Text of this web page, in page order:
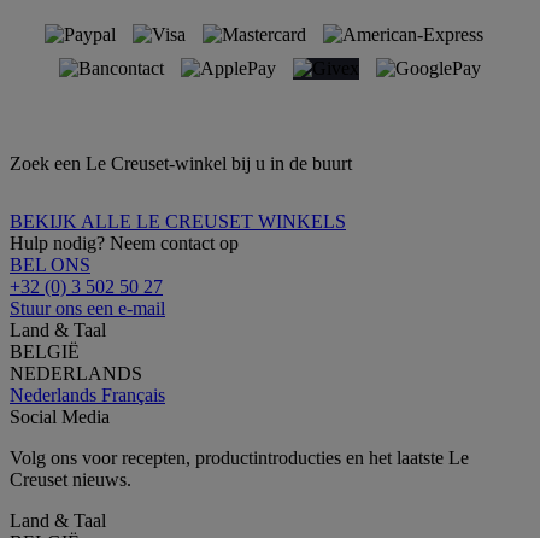
Zoek een Le Creuset-winkel bij u in de buurt
BEKIJK ALLE LE CREUSET WINKELS
Hulp nodig? Neem contact op
BEL ONS
+32 (0) 3 502 50 27
Stuur ons een e-mail
Land & Taal
BELGIË
NEDERLANDS
Nederlands Français
Social Media
Volg ons voor recepten, productintroducties en het laatste Le
Creuset nieuws.
Land & Taal